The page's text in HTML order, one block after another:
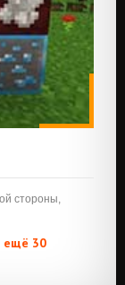
стороны,
ещё 30